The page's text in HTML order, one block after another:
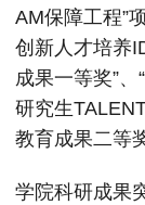
AM保障工程”
创新人才培养
成果一等奖”、
研究生
教育成果二等
学院科研成果